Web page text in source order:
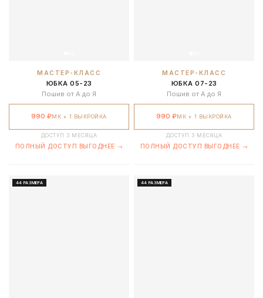
МАСТЕР-КЛАСС
ЮБКА 05-23
Пошив от А до Я
990 ₽МК + 1 ВЫКРОЙКА
ДОСТУП 3 МЕСЯЦА
ПОЛНЫЙ ДОСТУП ВЫГОДНЕЕ →
МАСТЕР-КЛАСС
ЮБКА 07-23
Пошив от А до Я
990 ₽МК + 1 ВЫКРОЙКА
ДОСТУП 3 МЕСЯЦА
ПОЛНЫЙ ДОСТУП ВЫГОДНЕЕ →
44 РАЗМЕРА 44 РАЗМЕРА